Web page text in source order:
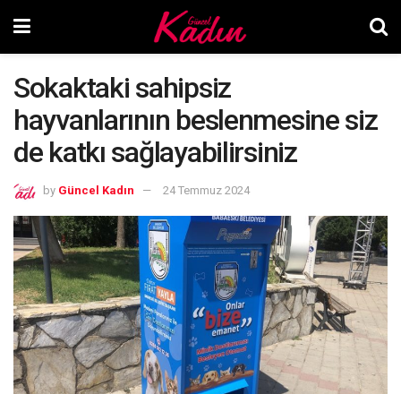
Sokaktaki sahipsiz
hayvanlarının beslenmesine siz
de katkı sağlayabilirsiniz
by Güncel Kadın 24 Temmuz 2024